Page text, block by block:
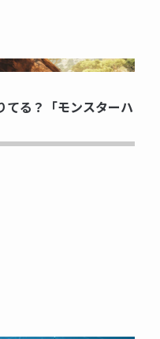
てる？「モンスターハ